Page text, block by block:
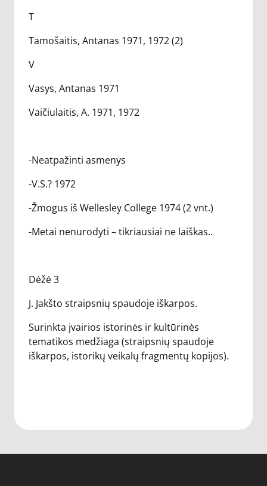
T
Tamošaitis, Antanas 1971, 1972 (2)
V
Vasys, Antanas 1971
Vaičiulaitis, A. 1971, 1972
-Neatpažinti asmenys
-V.S.? 1972
-Žmogus iš Wellesley College 1974 (2 vnt.)
-Metai nenurodyti – tikriausiai ne laiškas..
Dėžė 3
J. Jakšto straipsnių spaudoje iškarpos.
Surinkta įvairios istorinės ir kultūrinės
tematikos medžiaga (straipsnių spaudoje
iškarpos, istorikų veikalų fragmentų kopijos).